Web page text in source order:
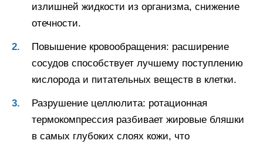
излишней жидкости из организма, снижение
отечности.
Повышение кровообращения: расширение
сосудов способствует лучшему поступлению
кислорода и питательных веществ в клетки.
Разрушение целлюлита: ротационная
термокомпрессия разбивает жировые бляшки
в самых глубоких слоях кожи, что